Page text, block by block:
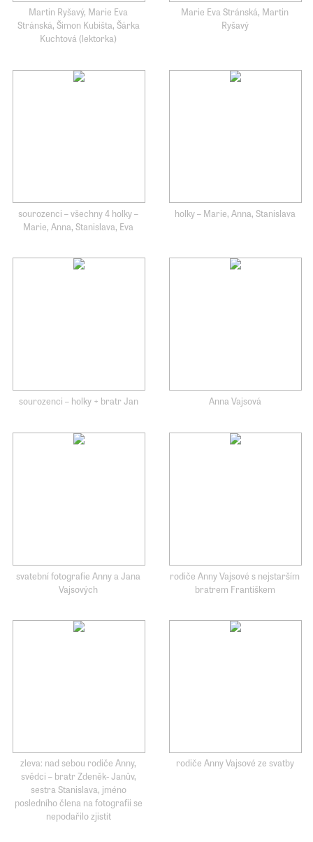
Martin Ryšavý, Marie Eva
Stránská, Šimon Kubišta, Šárka
Kuchtová (lektorka)
Marie Eva Stránská, Martin
Ryšavý
sourozenci – všechny 4 holky –
Marie, Anna, Stanislava, Eva
holky – Marie, Anna, Stanislava
sourozenci – holky + bratr Jan Anna Vajsová
svatební fotografie Anny a Jana
Vajsových
rodiče Anny Vajsové s nejstarším
bratrem Františkem
zleva: nad sebou rodiče Anny,
svědci – bratr Zdeněk- Janův,
sestra Stanislava, jméno
posledního člena na fotografii se
nepodařilo zjistit
rodiče Anny Vajsové ze svatby